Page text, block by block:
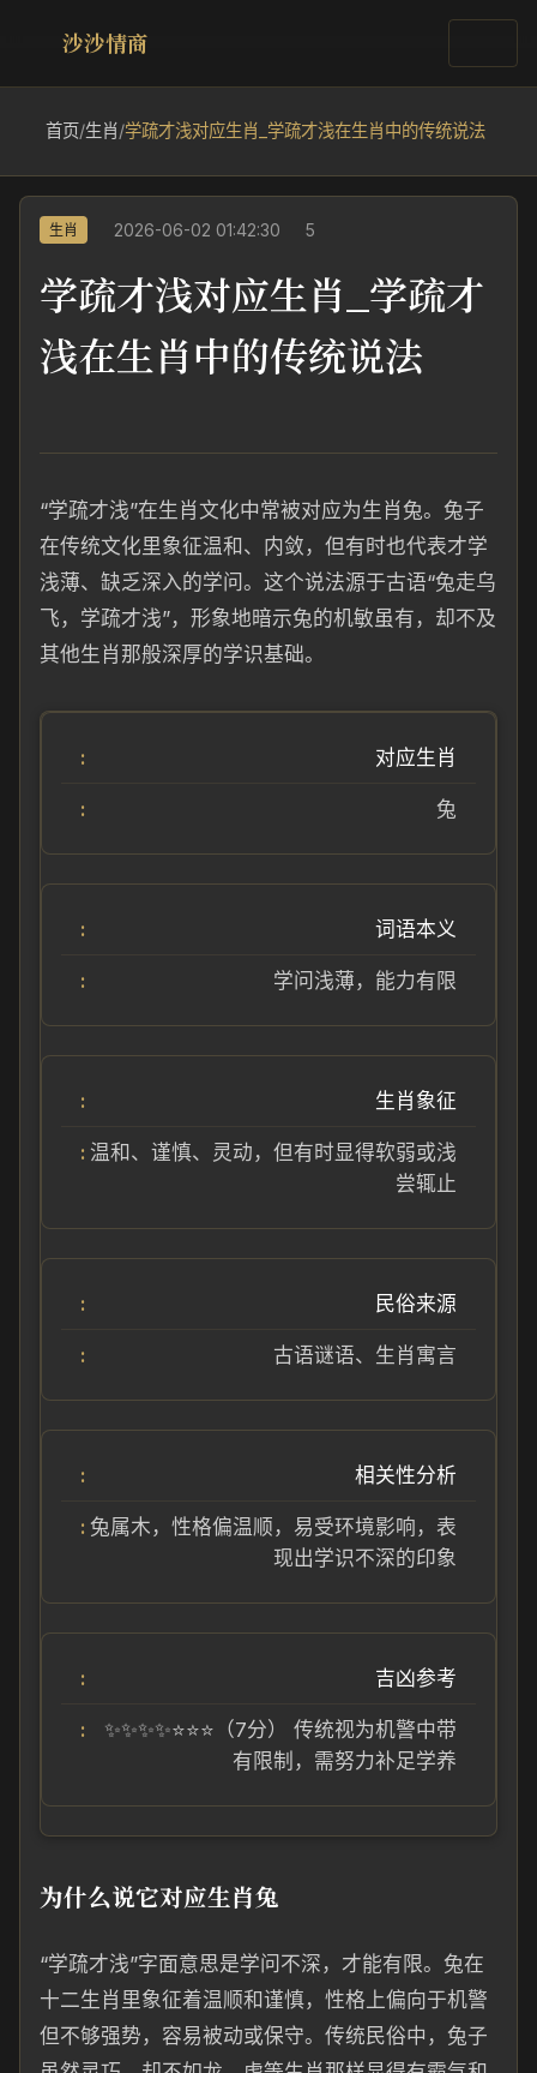
沙沙情商
首页/生肖/学疏才浅对应生肖_学疏才浅在生肖中的传统说法
生肖 2026-06-02 01:42:30 5
学疏才浅对应生肖_学疏才
浅在生肖中的传统说法
“学疏才浅”在生肖文化中常被对应为生肖兔。兔子
在传统文化里象征温和、内敛，但有时也代表才学
浅薄、缺乏深入的学问。这个说法源于古语“兔走乌
飞，学疏才浅”，形象地暗示兔的机敏虽有，却不及
其他生肖那般深厚的学识基础。
对应生肖
兔
词语本义
学问浅薄，能力有限
生肖象征
温和、谨慎、灵动，但有时显得软弱或浅
尝辄止
民俗来源
古语谜语、生肖寓言
相关性分析
兔属木，性格偏温顺，易受环境影响，表
现出学识不深的印象
吉凶参考
✨✨✨✨⭐⭐⭐（7分） 传统视为机警中带
有限制，需努力补足学养
为什么说它对应生肖兔
“学疏才浅”字面意思是学问不深，才能有限。兔在
十二生肖里象征着温顺和谨慎，性格上偏向于机警
但不够强势，容易被动或保守。传统民俗中，兔子